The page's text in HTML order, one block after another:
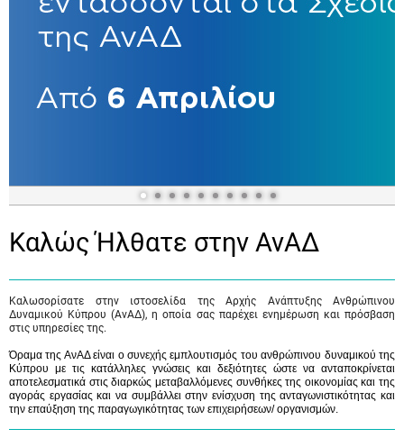
Καλώς Ήλθατε στην ΑνΑΔ
Καλωσορίσατε στην ιστοσελίδα της Αρχής Ανάπτυξης Ανθρώπινου
Δυναμικού Κύπρου (ΑνΑΔ), η οποία σας παρέχει ενημέρωση και πρόσβαση
στις υπηρεσίες της.
Όραμα της ΑνΑΔ είναι ο συνεχής εμπλουτισμός του ανθρώπινου δυναμικού της
Κύπρου με τις κατάλληλες γνώσεις και δεξιότητες ώστε να ανταποκρίνεται
αποτελεσματικά στις διαρκώς μεταβαλλόμενες συνθήκες της οικονομίας και της
αγοράς εργασίας και να συμβάλλει στην ενίσχυση της ανταγωνιστικότητας και
την επαύξηση της παραγωγικότητας των επιχειρήσεων/ οργανισμών.